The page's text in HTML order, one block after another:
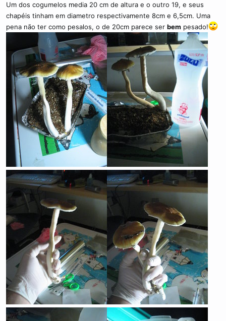
Um dos cogumelos media 20 cm de altura e o outro 19, e seus
chapéis tinham em diametro respectivamente 8cm e 6,5cm. Uma
pena não ter como pesalos, o de 20cm parece ser bem pesado!